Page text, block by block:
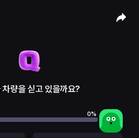
차량을 싣고 있을까요?
0%